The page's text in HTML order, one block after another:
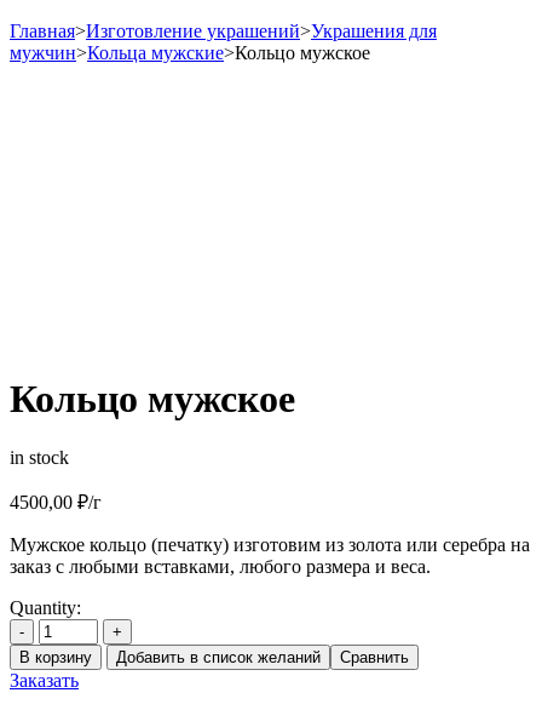
Главная>Изготовление украшений>Украшения для
мужчин>Кольца мужские>Кольцо мужское
Кольцо мужское
in stock
4500,00 ₽/г
Мужское кольцо (печатку) изготовим из золота или серебра на
заказ с любыми вставками, любого размера и веса.
Quantity:
-
+
В корзину
Добавить в список желаний Сравнить
Заказать